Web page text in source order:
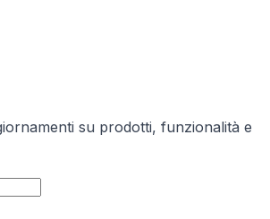
su prodotti, funzionalità e